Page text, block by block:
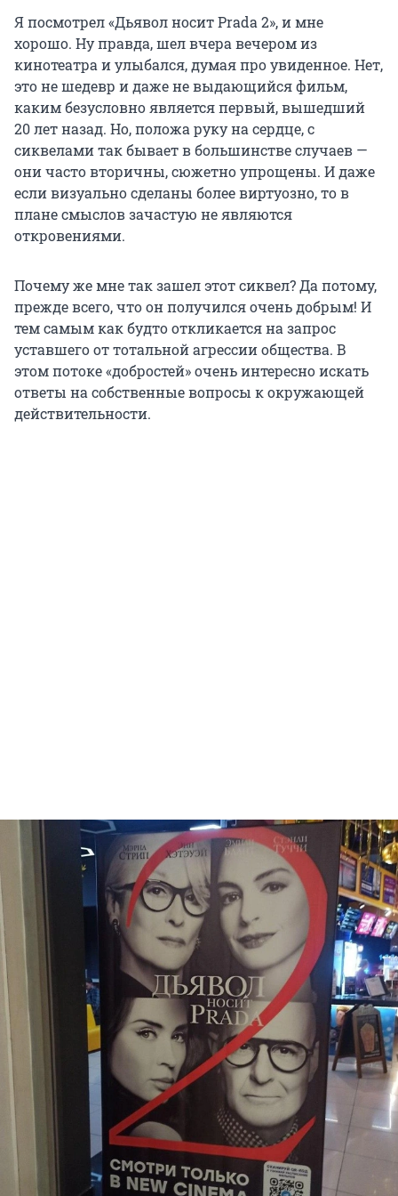
Я посмотрел «Дьявол носит Prada 2», и мне
хорошо. Ну правда, шел вчера вечером из
кинотеатра и улыбался, думая про увиденное. Нет,
это не шедевр и даже не выдающийся фильм,
каким безусловно является первый, вышедший
20 лет назад. Но, положа руку на сердце, с
сиквелами так бывает в большинстве случаев —
они часто вторичны, сюжетно упрощены. И даже
если визуально сделаны более виртуозно, то в
плане смыслов зачастую не являются
откровениями.
Почему же мне так зашел этот сиквел? Да потому,
прежде всего, что он получился очень добрым! И
тем самым как будто откликается на запрос
уставшего от тотальной агрессии общества. В
этом потоке «добростей» очень интересно искать
ответы на собственные вопросы к окружающей
действительности.